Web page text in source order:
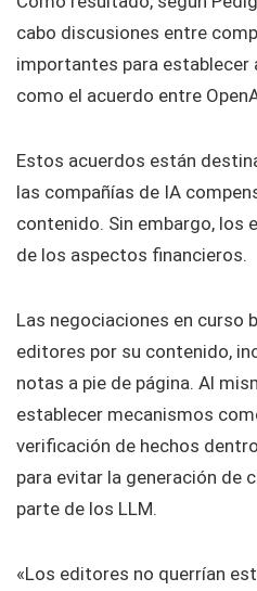
cabo discusiones entre
importantes para establecer
como el acuerdo entre
Estos acuerdos están
las compañías de IA
contenido. Sin embargo, los
de los aspectos financieros.
Las negociaciones en curso
editores por su contenido,
notas a pie de página. Al
establecer mecanismos
verificación de hechos
para evitar la generación de
parte de los LLM.
«Los editores no querrían